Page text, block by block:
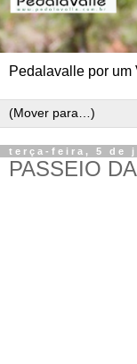
Pedalavalle por um
terça-feira, 5 de
PASSEIO